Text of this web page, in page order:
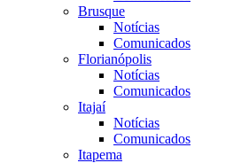
Brusque
Notícias
Comunicados
Florianópolis
Notícias
Comunicados
Itajaí
Notícias
Comunicados
Itapema